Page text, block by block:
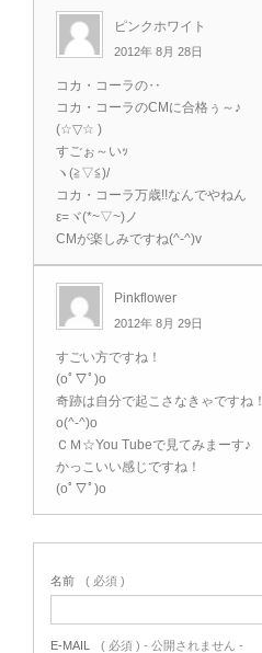
ピンクホワイト
2012年 8月 28日
コカ・コーラの‥
コカ・コーラのCMに合格ぅ～♪
(☆▽☆ )
すごぉ～いｯ
ヽ(≧▽≦)/
コカ・コーラ万歳!!なんでやねん
ε=ヾ(*~▽~)ノ
CMが楽しみですね(^-^)v
Pinkflower
2012年 8月 29日
すごい方ですね！
(oﾟ▽ﾟ)o
奇跡は自分で起こさなきゃですね！
o(^-^)o
ＣＭ☆You Tubeで見てみまーす♪
かっこいい感じですね！
(oﾟ▽ﾟ)o
名前 ( 必須 )
E-MAIL ( 必須 ) - 公開されません -